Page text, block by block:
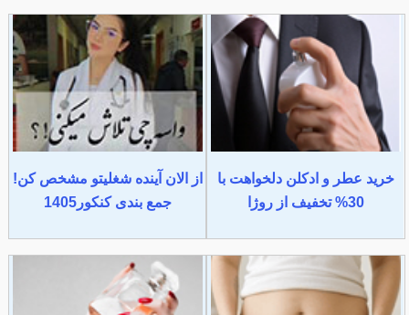
خرید عطر و ادکلن دلخواهت با
30% تخفیف از روژا
از الان آینده شغلیتو مشخص کن!
جمع بندی کنکور1405